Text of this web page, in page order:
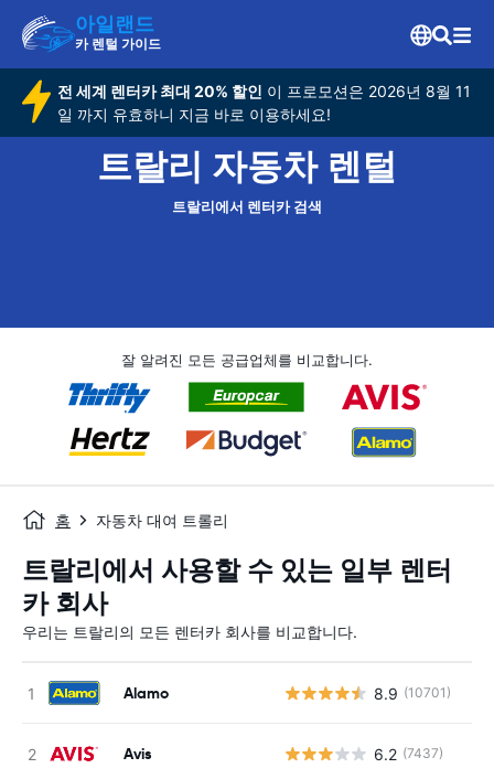
아일랜드
카 렌털 가이드
전 세계 렌터카 최대 20% 할인 이 프로모션은 2026년 8월 11
일 까지 유효하니 지금 바로 이용하세요!
트랄리 자동차 렌털
트랄리에서 렌터카 검색
잘 알려진 모든 공급업체를 비교합니다.
홈 자동차 대여 트롤리
트랄리에서 사용할 수 있는 일부 렌터
카 회사
우리는 트랄리의 모든 렌터카 회사를 비교합니다.
Alamo 8.9 (10701)
Avis 6.2 (7437)